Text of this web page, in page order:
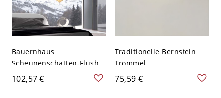
Bauernhaus
Scheunenschatten-Flush-
Licht 10" breit 1
Glühbirne Metall-
102,57 €
Traditionelle Bernstein
Trommel
Halbflächenleuchte mit
klarem Glasschirm - 110V-
75,59 €